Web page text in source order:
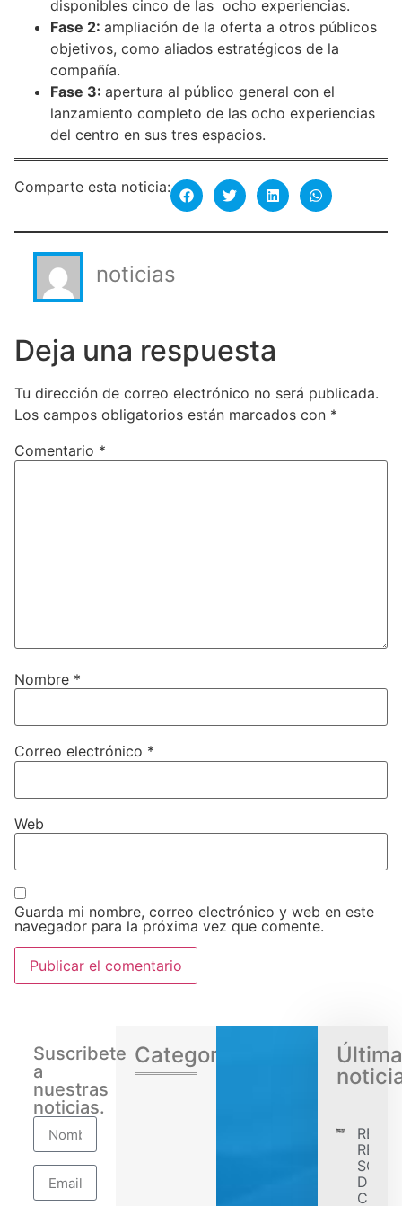
disponibles cinco de las ocho experiencias.
Fase 2: ampliación de la oferta a otros públicos
objetivos, como aliados estratégicos de la
compañía.
Fase 3: apertura al público general con el
lanzamiento completo de las ocho experiencias
del centro en sus tres espacios.
Comparte esta noticia:
noticias
Deja una respuesta
Tu dirección de correo electrónico no será publicada.
Los campos obligatorios están marcados con *
Comentario *
Nombre *
Correo electrónico *
Web
Guarda mi nombre, correo electrónico y web en este
navegador para la próxima vez que comente.
Suscribete
a
nuestras
noticias.
Categorias